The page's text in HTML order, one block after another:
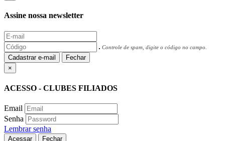
Assine nossa newsletter
Controle de spam, digite o código no campo.
Cadastrar e-mail
Fechar
×
ACESSO - CLUBES FILIADOS
Email
Senha
Lembrar senha
Acessar
Fechar